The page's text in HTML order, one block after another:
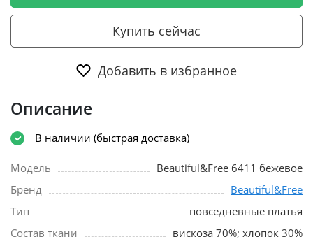
Купить сейчас
Добавить в избранное
Описание
В наличии (быстрая доставка)
Модель
Beautiful&Free 6411 бежевое
Бренд
Beautiful&Free
Тип
повседневные платья
Состав ткани
вискоза 70%; хлопок 30%